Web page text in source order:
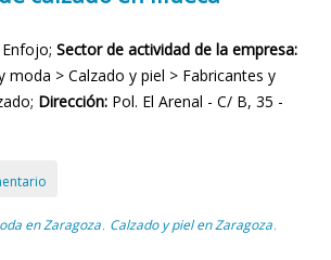
Sector de actividad de la empresa:
moda > Calzado y piel > Fabricantes y
Dirección: Pol. El Arenal - C/ B, 35 -
en Zaragoza , Calzado y piel en Zaragoza ,